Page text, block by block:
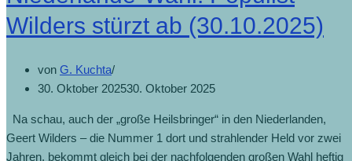
Wilders stürzt ab (30.10.2025)
von G. Kuchta
30. Oktober 202530. Oktober 2025
Na schau, auch der „große Heilsbringer“ in den Niederlanden,
Geert Wilders – die Nummer 1 dort und strahlender Held vor zwei
Jahren, bekommt gleich bei der nachfolgenden großen Wahl heftig